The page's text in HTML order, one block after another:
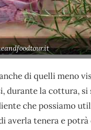
di quelli meno
durante la cottura,
che possiamo
averla tenera e potrà